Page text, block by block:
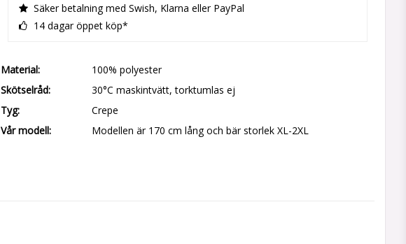
Säker betalning med Swish, Klarna eller PayPal
14 dagar öppet köp*
Material
100% polyester
Skötselråd
30°C maskintvätt, torktumlas ej
Tyg
Crepe
Vår modell
Modellen är 170 cm lång och bär storlek XL-2XL